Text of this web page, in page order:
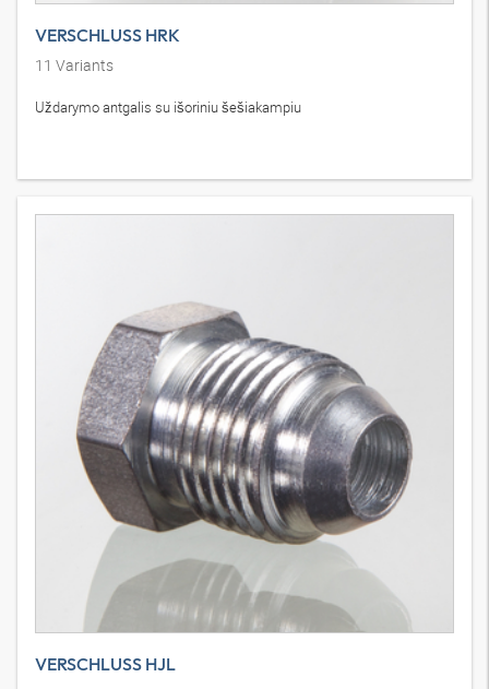
VERSCHLUSS HRK
11 Variants
Uždarymo antgalis su išoriniu šešiakampiu
VERSCHLUSS HJL